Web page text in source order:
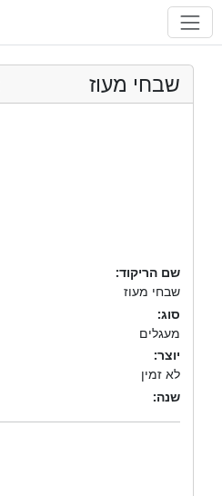
שבחי מעוז
שם הריקוד:
שבחי מעוז
סוג:
מעגלים
יוצר:
לא זמין
שנה: